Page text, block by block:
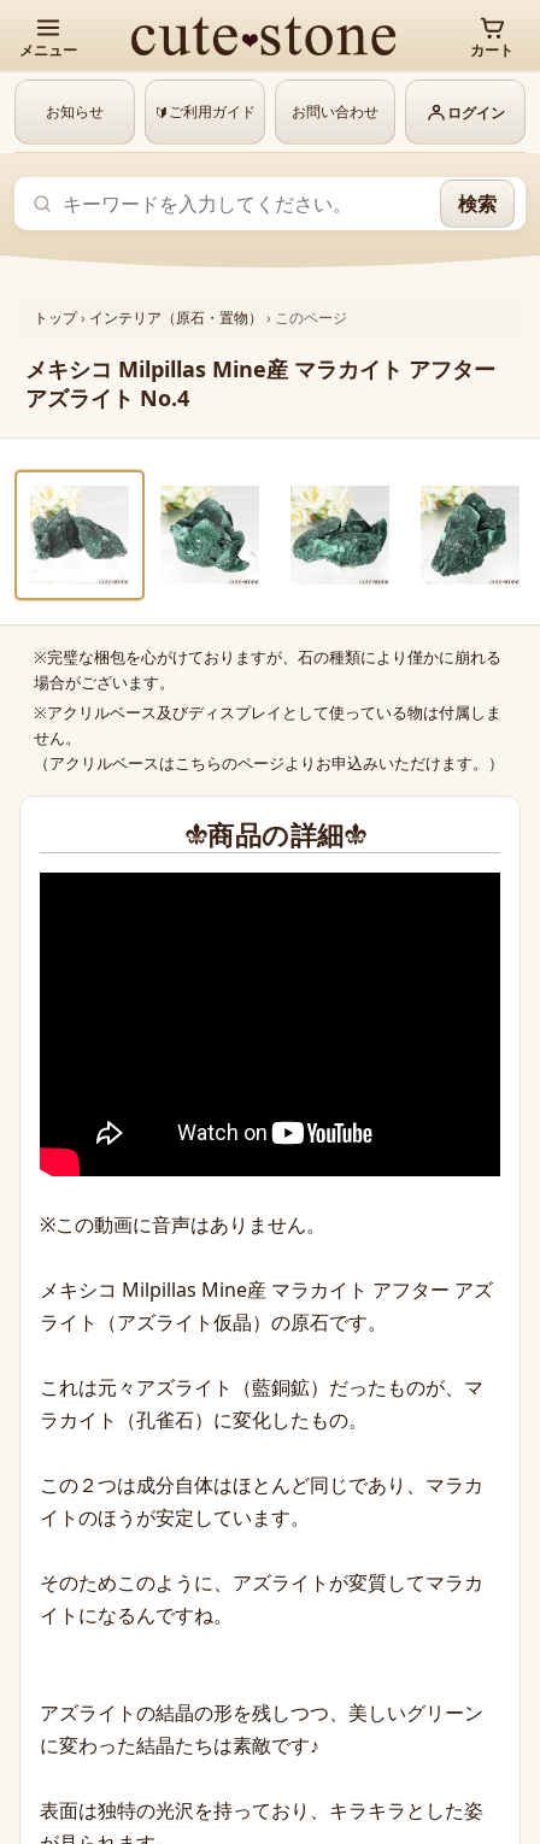
メニュー カート
お知らせ 🔰ご利用ガイド お問い合わせ ログイン
検索
トップ› インテリア（原石・置物） › このページ
メキシコ Milpillas Mine産 マラカイト アフター
アズライト No.4
‹
1 / 6
動画あり
商品の補足
※完璧な梱包を心がけておりますが、石の種類により僅かに崩れる
場合がございます。
※アクリルベース及びディスプレイとして使っている物は付属しま
せん。
（アクリルベースはこちらのページより お申込みいただけます。）
商品の詳細
※この動画に音声はありません。
メキシコ Milpillas Mine産 マラカイト アフター アズ
ライト（アズライト仮晶）の原石です。
これは元々アズライト（藍銅鉱）だったものが、マ
ラカイト（孔雀石）に変化したもの。
この２つは成分自体はほとんど同じであり、マラカ
イトのほうが安定しています。
そのためこのように、アズライトが変質してマラカ
イトになるんですね。
アズライトの結晶の形を残しつつ、美しいグリーン
に変わった結晶たちは素敵です♪
表面は独特の光沢を持っており、キラキラとした姿